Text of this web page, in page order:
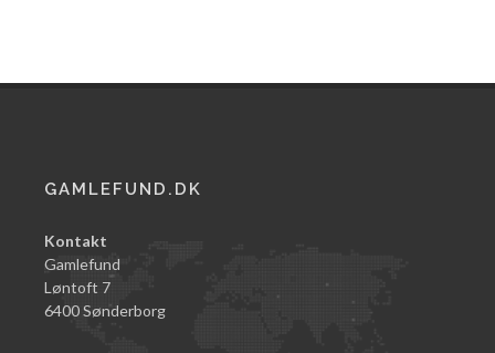
GAMLEFUND.DK
Kontakt
Gamlefund
Løntoft 7
6400 Sønderborg